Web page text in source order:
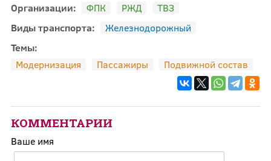
Организации:
ФПК РЖД
ТВЗ
Виды транспорта:
Железнодорожный
Темы:
Модернизация
Пассажиры Подвижной состав
КОММЕНТАРИИ
Ваше имя